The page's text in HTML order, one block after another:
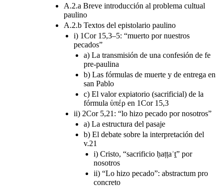
A.2.a Breve introducción al problema cultual
paulino
A.2.b Textos del epistolario paulino
i) 1Cor 15,3–5: “muerto por nuestros
pecados”
a) La transmisión de una confesión de fe
pre-paulina
b) Las fórmulas de muerte y de entrega en
san Pablo
c) El valor expiatorio (sacrificial) de la
fórmula ὑπέρ en 1Cor 15,3
ii) 2Cor 5,21: “lo hizo pecado por nosotros”
a) La estructura del pasaje
b) El debate sobre la interpretación del
v.21
i) Cristo, “sacrificio ḥaṭṭaʾṯ” por
nosotros
ii) “Lo hizo pecado”: abstractum pro
concreto